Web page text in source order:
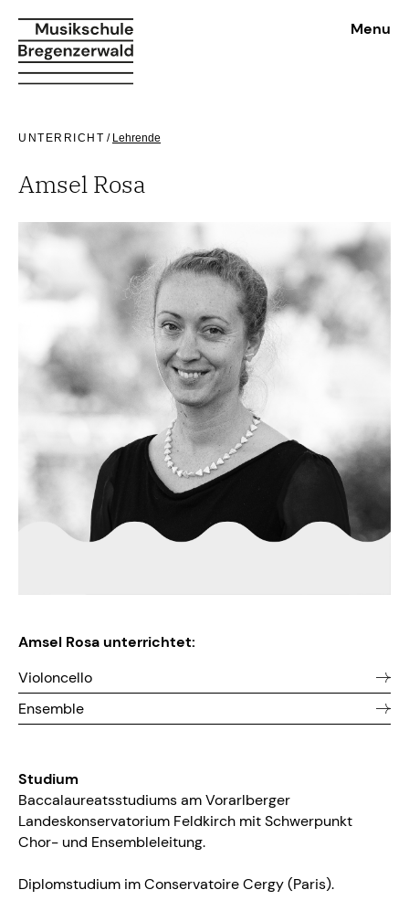
Menu
UNTERRICHT / Lehrende
Amsel Rosa
Amsel Rosa unterrichtet:
Violoncello
Ensemble
Studium
Baccalaureatsstudiums am Vorarlberger
Landeskonservatorium Feldkirch mit Schwerpunkt
Chor- und Ensembleleitung.
Diplomstudium im Conservatoire Cergy (Paris).